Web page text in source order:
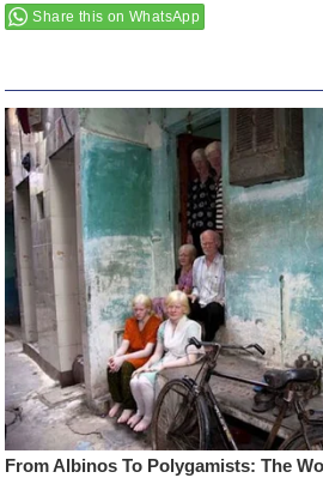
Share this on WhatsApp